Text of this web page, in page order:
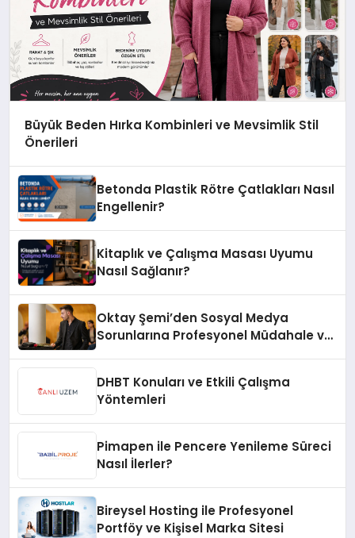
Büyük Beden Hırka Kombinleri ve Mevsimlik Stil
Önerileri
Betonda Plastik Rötre Çatlakları Nasıl
Engellenir?
Kitaplık ve Çalışma Masası Uyumu
Nasıl Sağlanır?
Oktay Şemi’den Sosyal Medya
Sorunlarına Profesyonel Müdahale ve
DHBT Konuları ve Etkili Çalışma
Yöntemleri
Pimapen ile Pencere Yenileme Süreci
Nasıl İlerler?
Bireysel Hosting ile Profesyonel
Portföy ve Kişisel Marka Sitesi